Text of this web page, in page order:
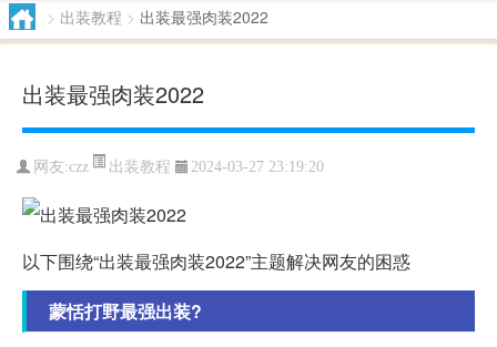
> 出装教程 > 出装最强肉装2022
出装最强肉装2022
网友:czz 出装教程 2024-03-27 23:19:20
以下围绕“出装最强肉装2022”主题解决网友的困惑
蒙恬打野最强出装?